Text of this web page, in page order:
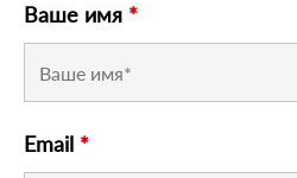
Ваше имя *
Email *